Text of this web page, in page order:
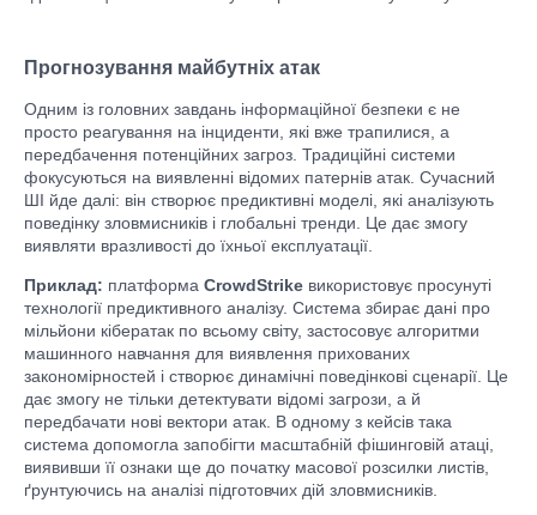
Прогнозування майбутніх атак
Одним із головних завдань інформаційної безпеки є не
просто реагування на інциденти, які вже трапилися, а
передбачення потенційних загроз. Традиційні системи
фокусуються на виявленні відомих патернів атак. Сучасний
ШІ йде далі: він створює предиктивні моделі, які аналізують
поведінку зловмисників і глобальні тренди. Це дає змогу
виявляти вразливості до їхньої експлуатації.
Приклад: платформа CrowdStrike використовує просунуті
технології предиктивного аналізу. Система збирає дані про
мільйони кібератак по всьому світу, застосовує алгоритми
машинного навчання для виявлення прихованих
закономірностей і створює динамічні поведінкові сценарії. Це
дає змогу не тільки детектувати відомі загрози, а й
передбачати нові вектори атак. В одному з кейсів така
система допомогла запобігти масштабній фішинговій атаці,
виявивши її ознаки ще до початку масової розсилки листів,
ґрунтуючись на аналізі підготовчих дій зловмисників.